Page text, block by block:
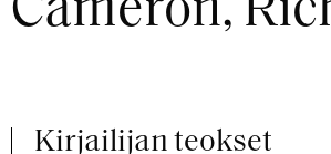
Cameron,
Kirjailijan teokset